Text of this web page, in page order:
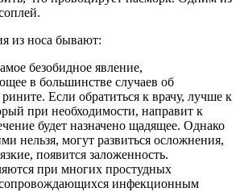
из носа бывают:
безобидное явление,
в большинстве случаев об
Если обратиться к врачу, лучше к
при необходимости, направит к
будет назначено щадящее. Однако
нельзя, могут развиться осложнения,
появится заложенность.
при многих простудных
сопровождающихся инфекционным